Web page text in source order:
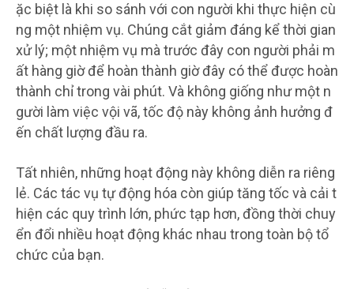
ặc biệt là khi so sánh với con người khi thực hiện cù
ng một nhiệm vụ. Chúng cắt giảm đáng kể thời gian
xử lý; một nhiệm vụ mà trước đây con người phải m
ất hàng giờ để hoàn thành giờ đây có thể được hoàn
thành chỉ trong vài phút. Và không giống như một n
gười làm việc vội vã, tốc độ này không ảnh hưởng đ
ến chất lượng đầu ra.
Tất nhiên, những hoạt động này không diễn ra riêng
lẻ. Các tác vụ tự động hóa còn giúp tăng tốc và cải t
hiện các quy trình lớn, phức tạp hơn, đồng thời chuy
ển đổi nhiều hoạt động khác nhau trong toàn bộ tổ
chức của bạn.